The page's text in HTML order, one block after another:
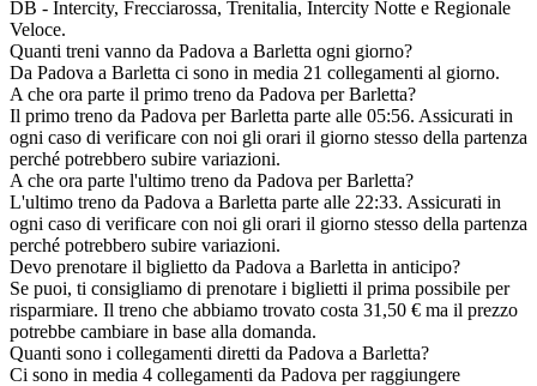
DB - Intercity, Frecciarossa, Trenitalia, Intercity Notte e Regionale
Veloce.
Quanti treni vanno da Padova a Barletta ogni giorno?
Da Padova a Barletta ci sono in media 21 collegamenti al giorno.
A che ora parte il primo treno da Padova per Barletta?
Il primo treno da Padova per Barletta parte alle 05:56. Assicurati in
ogni caso di verificare con noi gli orari il giorno stesso della partenza
perché potrebbero subire variazioni.
A che ora parte l'ultimo treno da Padova per Barletta?
L'ultimo treno da Padova a Barletta parte alle 22:33. Assicurati in
ogni caso di verificare con noi gli orari il giorno stesso della partenza
perché potrebbero subire variazioni.
Devo prenotare il biglietto da Padova a Barletta in anticipo?
Se puoi, ti consigliamo di prenotare i biglietti il prima possibile per
risparmiare. Il treno che abbiamo trovato costa 31,50 € ma il prezzo
potrebbe cambiare in base alla domanda.
Quanti sono i collegamenti diretti da Padova a Barletta?
Ci sono in media 4 collegamenti da Padova per raggiungere